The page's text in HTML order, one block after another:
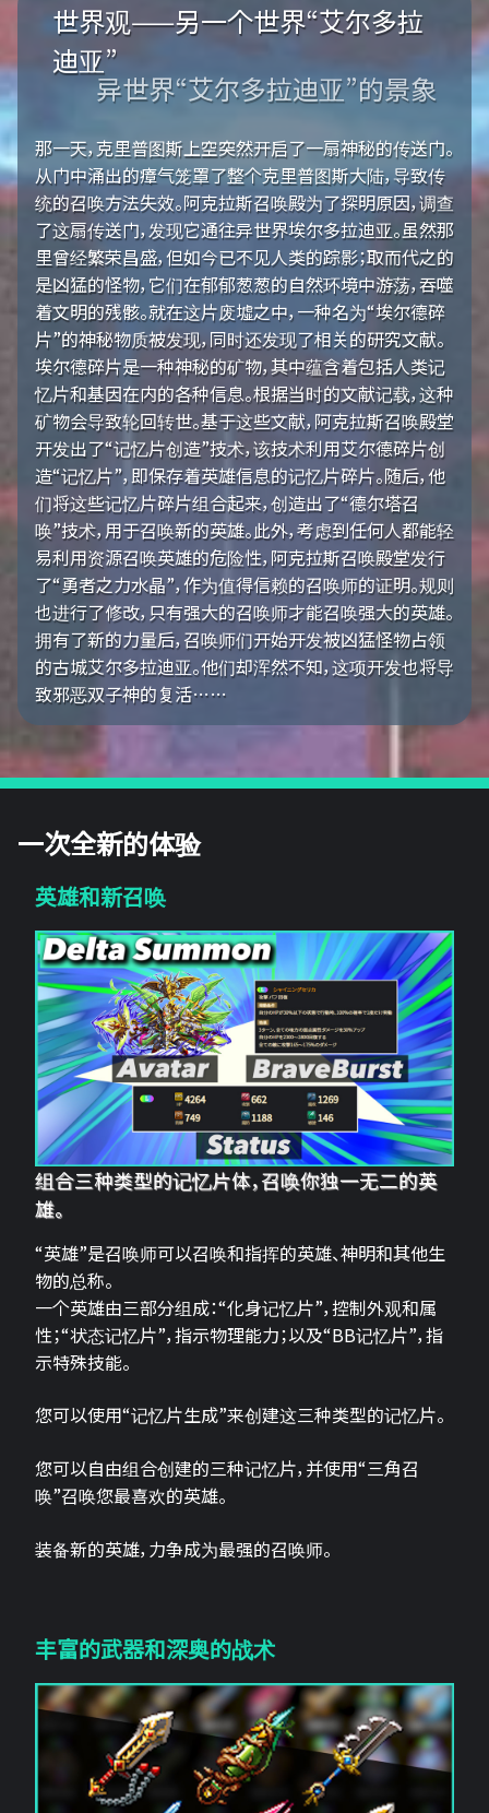
世界观——另一个世界“艾尔多拉
迪亚”
异世界“艾尔多拉迪亚”的景象
那一天，克里普图斯上空突然开启了一扇神秘的传送门。
从门中涌出的瘴气笼罩了整个克里普图斯大陆，导致传
统的召唤方法失效。阿克拉斯召唤殿为了探明原因，调查
了这扇传送门，发现它通往异世界埃尔多拉迪亚。虽然那
里曾经繁荣昌盛，但如今已不见人类的踪影；取而代之的
是凶猛的怪物，它们在郁郁葱葱的自然环境中游荡，吞噬
着文明的残骸。就在这片废墟之中，一种名为“埃尔德碎
片”的神秘物质被发现，同时还发现了相关的研究文献。
埃尔德碎片是一种神秘的矿物，其中蕴含着包括人类记
忆片和基因在内的各种信息。根据当时的文献记载，这种
矿物会导致轮回转世。基于这些文献，阿克拉斯召唤殿堂
开发出了“记忆片创造”技术，该技术利用艾尔德碎片创
造“记忆片”，即保存着英雄信息的记忆片碎片。随后，他
们将这些记忆片碎片组合起来，创造出了“德尔塔召
唤”技术，用于召唤新的英雄。此外，考虑到任何人都能轻
易利用资源召唤英雄的危险性，阿克拉斯召唤殿堂发行
了“勇者之力水晶”，作为值得信赖的召唤师的证明。规则
也进行了修改，只有强大的召唤师才能召唤强大的英雄。
拥有了新的力量后，召唤师们开始开发被凶猛怪物占领
的古城艾尔多拉迪亚。他们却浑然不知，这项开发也将导
致邪恶双子神的复活……
一次全新的体验
英雄和新召唤
组合三种类型的记忆片体，召唤你独一无二的英
雄。
“英雄”是召唤师可以召唤和指挥的英雄、神明和其他生
物的总称。
一个英雄由三部分组成：“化身记忆片”，控制外观和属
性；“状态记忆片”，指示物理能力；以及“BB记忆片”，指
示特殊技能。
您可以使用“记忆片生成”来创建这三种类型的记忆片。
您可以自由组合创建的三种记忆片，并使用“三角召
唤”召唤您最喜欢的英雄。
装备新的英雄，力争成为最强的召唤师。
丰富的武器和深奥的战术